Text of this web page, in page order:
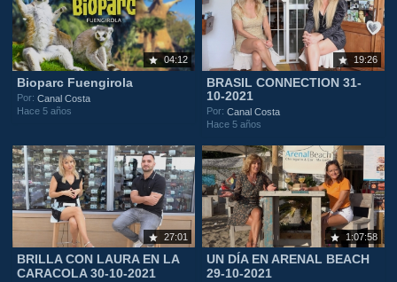
04:12
Bioparc Fuengirola
Por:Canal Costa
Hace 5 años
19:26
BRASIL CONNECTION 31-
10-2021
Por:Canal Costa
Hace 5 años
27:01
BRILLA CON LAURA EN LA
CARACOLA 30-10-2021
1:07:58
UN DÍA EN ARENAL BEACH
29-10-2021